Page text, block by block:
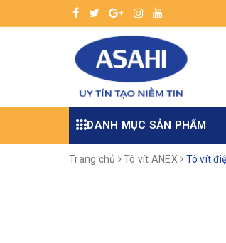
DANH MỤC SẢN PHẨM
Trang chủ Tô vít ANEX Tô vít